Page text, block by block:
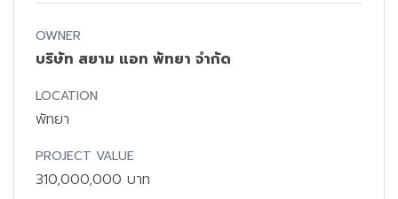
OWNER
บริษัท สยาม แอท พัทยา จำกัด
LOCATION
พัทยา
PROJECT VALUE
310,000,000 บาท